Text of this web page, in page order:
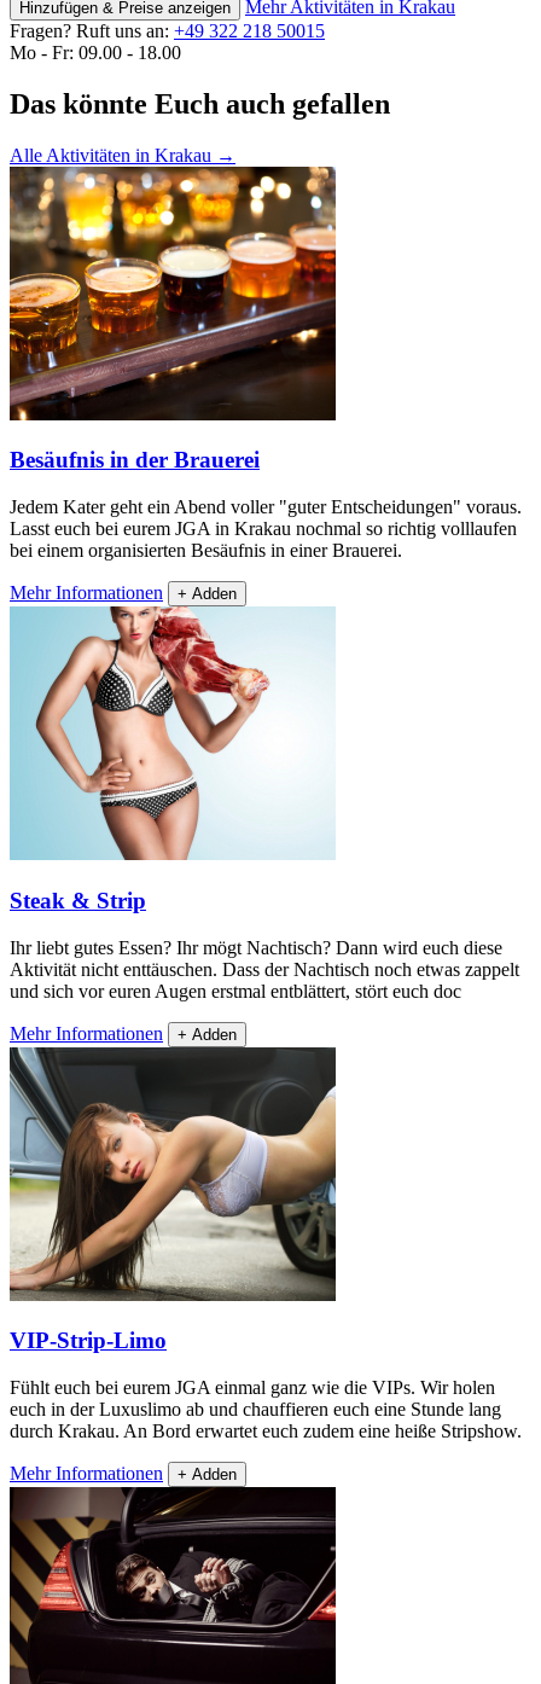
Hinzufügen & Preise anzeigen
Mehr Aktivitäten in Krakau
Fragen? Ruft uns an: +49 322 218 50015
Mo - Fr: 09.00 - 18.00
Das könnte Euch auch gefallen
Alle Aktivitäten in Krakau →
Besäufnis in der Brauerei
Jedem Kater geht ein Abend voller "guter Entscheidungen" voraus.
Lasst euch bei eurem JGA in Krakau nochmal so richtig volllaufen
bei einem organisierten Besäufnis in einer Brauerei.
Mehr Informationen + Adden
Steak & Strip
Ihr liebt gutes Essen? Ihr mögt Nachtisch? Dann wird euch diese
Aktivität nicht enttäuschen. Dass der Nachtisch noch etwas zappelt
und sich vor euren Augen erstmal entblättert, stört euch doc
Mehr Informationen + Adden
VIP-Strip-Limo
Fühlt euch bei eurem JGA einmal ganz wie die VIPs. Wir holen
euch in der Luxuslimo ab und chauffieren euch eine Stunde lang
durch Krakau. An Bord erwartet euch zudem eine heiße Stripshow.
Mehr Informationen + Adden